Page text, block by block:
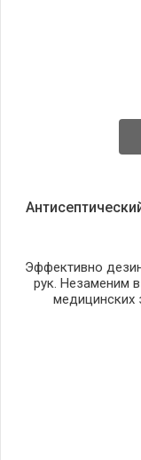
Эффективно
рук. Незаменим
медицинских